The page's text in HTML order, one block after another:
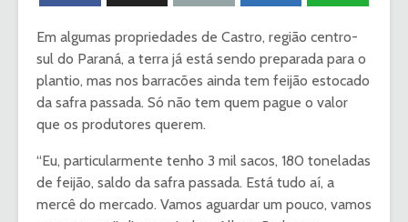
Em algumas propriedades de Castro, região centro-
sul do Paraná, a terra já está sendo preparada para o
plantio, mas nos barracões ainda tem feijão estocado
da safra passada. Só não tem quem pague o valor
que os produtores querem.
“Eu, particularmente tenho 3 mil sacos, 180 toneladas
de feijão, saldo da safra passada. Está tudo aí, a
mercê do mercado. Vamos aguardar um pouco, vamos